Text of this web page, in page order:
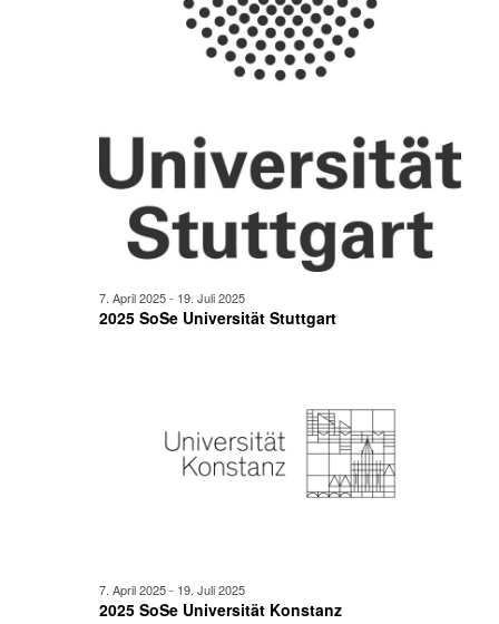
2025 SoSe Universität Stuttgart
7. April 2025- 19. Juli 2025
2025 SoSe Universität Konstanz
7. April 2025- 19. Juli 2025